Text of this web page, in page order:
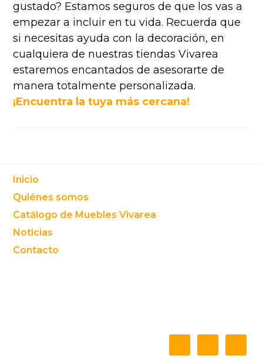
gustado? Estamos seguros de que los vas a
empezar a incluir en tu vida. Recuerda que
si necesitas ayuda con la decoración, en
cualquiera de nuestras tiendas Vivarea
estaremos encantados de asesorarte de
manera totalmente personalizada.
¡Encuentra la tuya más cercana!
Footer
Inicio
Quiénes somos
Catálogo de Muebles Vivarea
Noticias
Contacto